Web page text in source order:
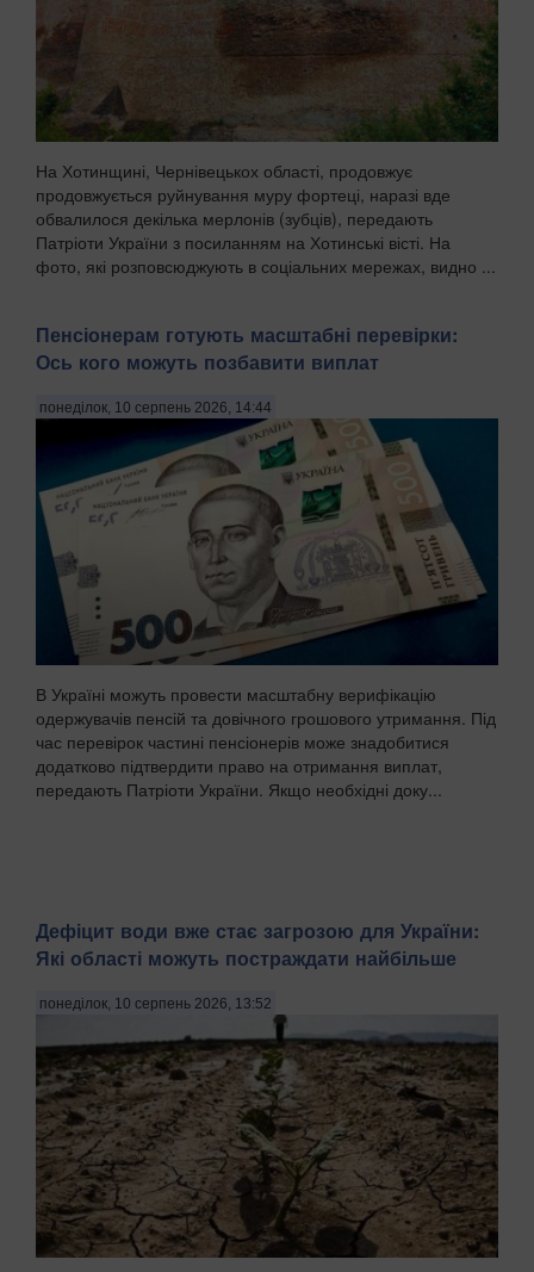
На Хотинщині, Чернівецькох області, продовжує
продовжується руйнування муру фортеці, наразі вде
обвалилося декілька мерлонів (зубців), передають
Патріоти України з посиланням на Хотинські вісті. На
фото, які розповсюджують в соціальних мережах, видно ...
Пенсіонерам готують масштабні перевірки:
Ось кого можуть позбавити виплат
понеділок, 10 серпень 2026, 14:44
В Україні можуть провести масштабну верифікацію
одержувачів пенсій та довічного грошового утримання. Під
час перевірок частині пенсіонерів може знадобитися
додатково підтвердити право на отримання виплат,
передають Патріоти України. Якщо необхідні доку...
Дефіцит води вже стає загрозою для України:
Які області можуть постраждати найбільше
понеділок, 10 серпень 2026, 13:52